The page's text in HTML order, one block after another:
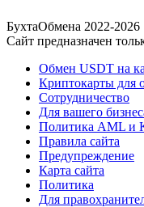
БухтаОбмена 2022-2026
Сайт предназначен
Обмен USDT на
Криптокарты для
Сотрудничество
Для вашего
Политика AML и
Правила сайта
Предупреждение
Карта сайта
Политика
Для